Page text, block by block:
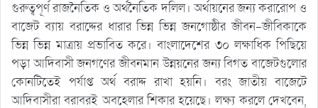
গুরুত্বপূর্ণ রাজনৈতিক ও অর্থনৈতিক দলিল। অর্থায়নের জন্য করারোপ ও
বাজেট ব্যায় বরাদ্দের ধারার ভিন্ন ভিন্ন জনগোষ্ঠীর জীবন-জীবিকাকে
ভিন্ন ভিন্ন মাত্রায় প্রভাবিত করে। বাংলাদেশের ৩০ লক্ষাধিক পিছিয়ে
পড়া আদিবাসী জনগণের জীবনমান উন্নয়নের জন্য বিগত বাজেটগুলোর
কোনটিতেই পর্যাপ্ত অর্থ বরাদ্দ রাখা হয়নি। বরং জাতীয় বাজেটে
আদিবাসীরা বরাবরই অবহেলার শিকার হয়েছে। লক্ষ্য করলে দেখবেন,